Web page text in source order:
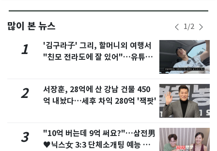
많이 본 뉴스 1/2
1
'김구라子' 그리, 할머니외 여행서
"친모 전라도에 잘 있어"…유튜브
2
서장훈, 28억에 산 강남 건물 450
억 내놨다…세후 차익 280억 '잭팟'
3
"10억 버는데 9억 써요?"…삼전男
♥닉스女 3:3 단체소개팅 예능 화